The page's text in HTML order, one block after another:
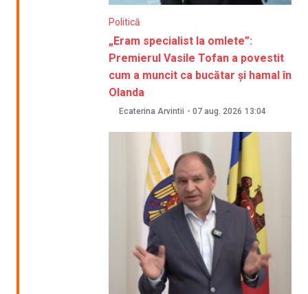
Politică
„Eram specialist la omlete”:
Premierul Vasile Tofan a povestit
cum a muncit ca bucătar și hamal în
Olanda
Ecaterina Arvintii - 07 aug. 2026 13:04